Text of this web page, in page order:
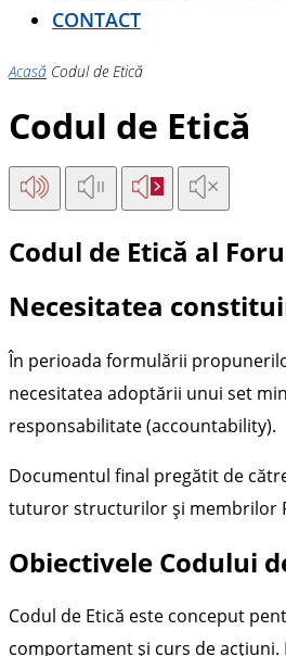
CONTACT
Acasă Codul de Etică
Codul de Etică
Codul de Etică al
Necesitatea
În perioada formulării
necesitatea adoptării unui set
responsabilitate (accountability).
Documentul final pregătit de
tuturor structurilor și membrilor
Obiectivele Codului
Codul de Etică este conceput
comportament și curs de acțiuni.